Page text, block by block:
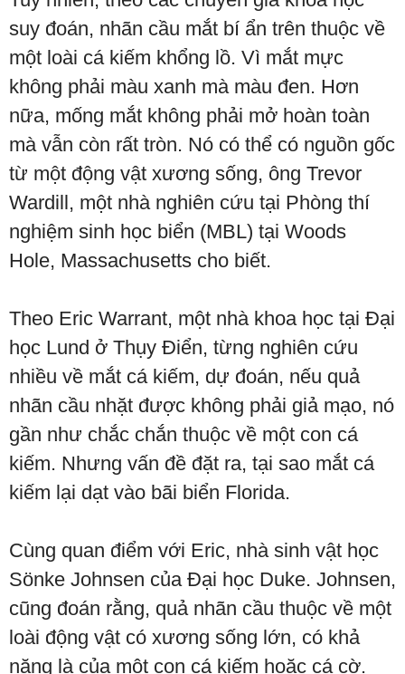
suy đoán, nhãn cầu mắt bí ẩn trên thuộc về
một loài cá kiếm khổng lồ. Vì mắt mực
không phải màu xanh mà màu đen. Hơn
nữa, mống mắt không phải mở hoàn toàn
mà vẫn còn rất tròn. Nó có thể có nguồn gốc
từ một động vật xương sống, ông Trevor
Wardill, một nhà nghiên cứu tại Phòng thí
nghiệm sinh học biển (MBL) tại Woods
Hole, Massachusetts cho biết.
Theo Eric Warrant, một nhà khoa học tại Đại
học Lund ở Thụy Điển, từng nghiên cứu
nhiều về mắt cá kiếm, dự đoán, nếu quả
nhãn cầu nhặt được không phải giả mạo, nó
gần như chắc chắn thuộc về một con cá
kiếm. Nhưng vấn đề đặt ra, tại sao mắt cá
kiếm lại dạt vào bãi biển Florida.
Cùng quan điểm với Eric, nhà sinh vật học
Sönke Johnsen của Đại học Duke. Johnsen,
cũng đoán rằng, quả nhãn cầu thuộc về một
loài động vật có xương sống lớn, có khả
năng là của một con cá kiếm hoặc cá cờ.